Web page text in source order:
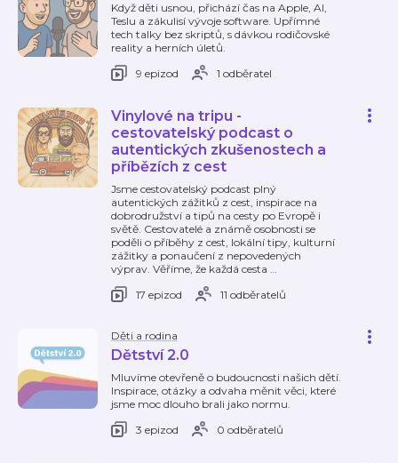
Když děti usnou, přichází čas na Apple, AI,
Teslu a zákulisí vývoje software. Upřímné
tech talky bez skriptů, s dávkou rodičovské
reality a herních úletů.
9 epizod
1 odběratel
Vinylové na tripu -
cestovatelský podcast o
autentických zkušenostech a
příbězích z cest
Jsme cestovatelský podcast plný
autentických zážitků z cest, inspirace na
dobrodružství a tipů na cesty po Evropě i
světě. Cestovatelé a známě osobnosti se
poděli o příběhy z cest, lokální tipy, kulturní
zážitky a ponaučení z nepovedených
výprav. Věříme, že každá cesta …
17 epizod
11 odběratelů
Děti a rodina
Dětství 2.0
Mluvíme otevřeně o budoucnosti našich dětí.
Inspirace, otázky a odvaha měnit věci, které
jsme moc dlouho brali jako normu.
3 epizod
0 odběratelů